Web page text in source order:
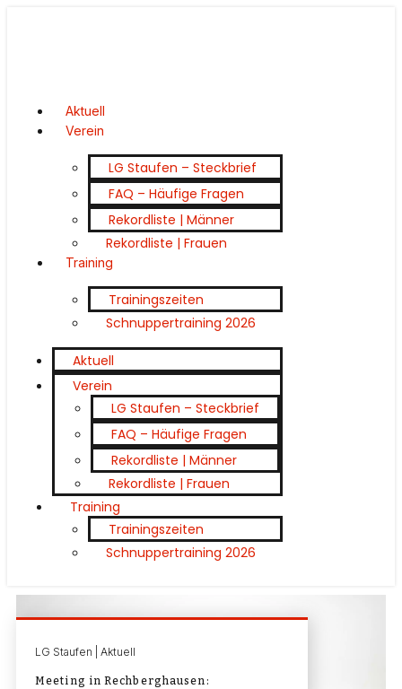
Aktuell
Verein
LG Staufen – Steckbrief
FAQ – Häufige Fragen
Rekordliste | Männer
Rekordliste | Frauen
Training
Trainingszeiten
Schnuppertraining 2026
Aktuell
Verein
LG Staufen – Steckbrief
FAQ – Häufige Fragen
Rekordliste | Männer
Rekordliste | Frauen
Training
Trainingszeiten
Schnuppertraining 2026
LG Staufen | Aktuell
Meeting in Rechberghausen: